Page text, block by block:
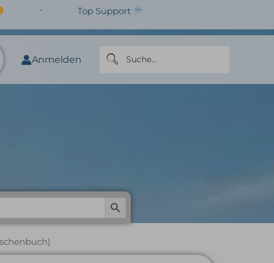
Top Support
Anmelden
Search Button